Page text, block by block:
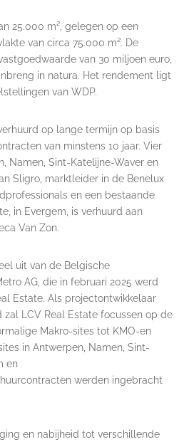
25.000 m², gelegen op een
van circa 75.000 m². De
van 30 miljoen euro,
in natura. Het rendement ligt
van WDP.
op lange termijn op basis
van minstens 10 jaar. Vier
Namen, Sint-Katelijne-Waver en
Sligro, marktleider in de Benelux
en een bestaande
in Evergem, is verhuurd aan
Van Zon.
uit van de Belgische
AG, die in februari 2025 werd
Estate. Als projectontwikkelaar
LCV Real Estate focussen op de
Makro-sites tot KMO-en
in Antwerpen, Namen, Sint-
en
werden ingebracht
en nabijheid tot verschillende